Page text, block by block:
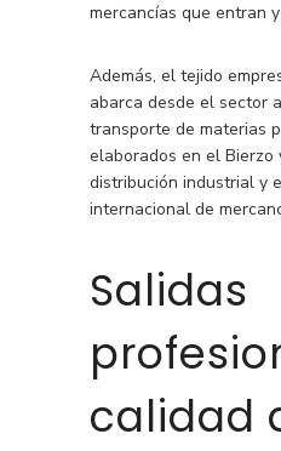
mercancías que entran
Además, el tejido
abarca desde el sector
transporte de materias
elaborados en el Bierzo
distribución industrial y
internacional de
Salidas
calidad